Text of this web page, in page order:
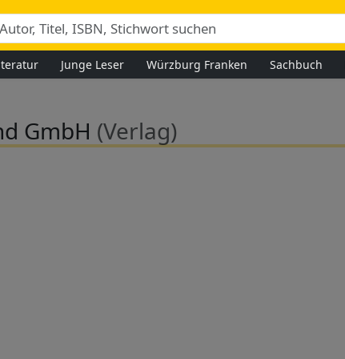
Junge Leser Würzburg Franken Sachbuch
GmbH (Verlag)